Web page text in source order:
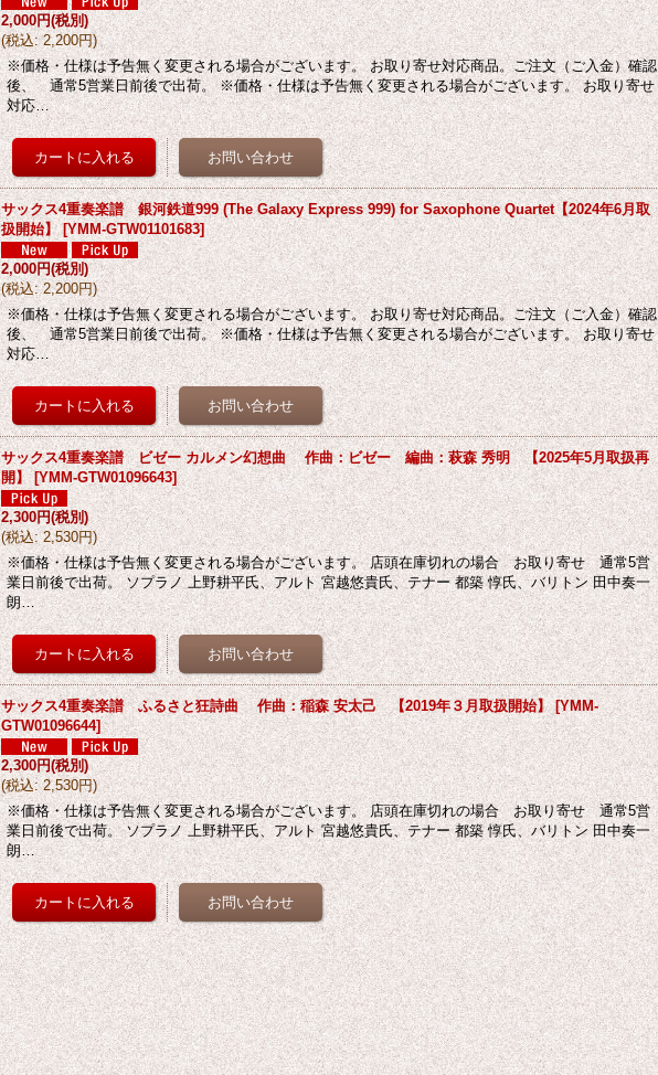
2,000円(税別)
(税込: 2,200円)
※価格・仕様は予告無く変更される場合がございます。 お取り寄せ対応商品。ご注文（ご入金）確認
後、 通常5営業日前後で出荷。 ※価格・仕様は予告無く変更される場合がございます。 お取り寄せ
対応…
サックス4重奏楽譜 銀河鉄道999 (The Galaxy Express 999) for Saxophone Quartet【2024年6月取
扱開始】 [YMM-GTW01101683]
2,000円(税別)
(税込: 2,200円)
※価格・仕様は予告無く変更される場合がございます。 お取り寄せ対応商品。ご注文（ご入金）確認
後、 通常5営業日前後で出荷。 ※価格・仕様は予告無く変更される場合がございます。 お取り寄せ
対応…
サックス4重奏楽譜 ビゼー カルメン幻想曲 作曲：ビゼー 編曲：萩森 秀明 【2025年5月取扱再
開】 [YMM-GTW01096643]
2,300円(税別)
(税込: 2,530円)
※価格・仕様は予告無く変更される場合がございます。 店頭在庫切れの場合 お取り寄せ 通常5営
業日前後で出荷。 ソプラノ 上野耕平氏、アルト 宮越悠貴氏、テナー 都築 惇氏、バリトン 田中奏一
朗…
サックス4重奏楽譜 ふるさと狂詩曲 作曲：稲森 安太己 【2019年３月取扱開始】 [YMM-
GTW01096644]
2,300円(税別)
(税込: 2,530円)
※価格・仕様は予告無く変更される場合がございます。 店頭在庫切れの場合 お取り寄せ 通常5営
業日前後で出荷。 ソプラノ 上野耕平氏、アルト 宮越悠貴氏、テナー 都築 惇氏、バリトン 田中奏一
朗…